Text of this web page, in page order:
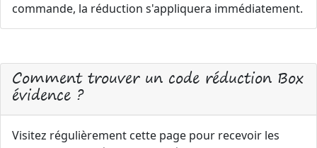
commande, la réduction s'appliquera immédiatement.
Comment trouver un code réduction Box
évidence ?
Visitez régulièrement cette page pour recevoir les